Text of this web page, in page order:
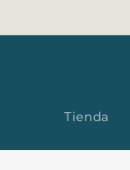
Tienda